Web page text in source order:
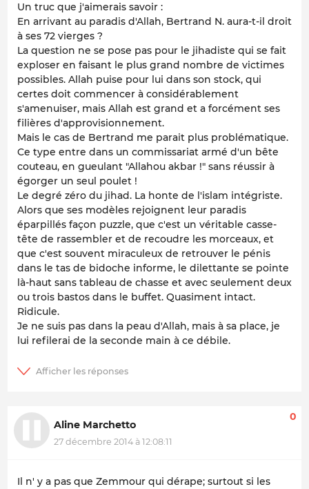
Un truc que j'aimerais savoir :
En arrivant au paradis d'Allah, Bertrand N. aura-t-il droit
à ses 72 vierges ?
La question ne se pose pas pour le jihadiste qui se fait
exploser en faisant le plus grand nombre de victimes
possibles. Allah puise pour lui dans son stock, qui
certes doit commencer à considérablement
s'amenuiser, mais Allah est grand et a forcément ses
filières d'approvisionnement.
Mais le cas de Bertrand me parait plus problématique.
Ce type entre dans un commissariat armé d'un bête
couteau, en gueulant "Allahou akbar !" sans réussir à
égorger un seul poulet !
Le degré zéro du jihad. La honte de l'islam intégriste.
Alors que ses modèles rejoignent leur paradis
éparpillés façon puzzle, que c'est un véritable casse-
tête de rassembler et de recoudre les morceaux, et
que c'est souvent miraculeux de retrouver le pénis
dans le tas de bidoche informe, le dilettante se pointe
là-haut sans tableau de chasse et avec seulement deux
ou trois bastos dans le buffet. Quasiment intact.
Ridicule.
Je ne suis pas dans la peau d'Allah, mais à sa place, je
lui refilerai de la seconde main à ce débile.
Aline Marchetto
27 décembre 2014 à 12:08:11
0
Il n' y a pas que Zemmour qui dérape; surtout si les